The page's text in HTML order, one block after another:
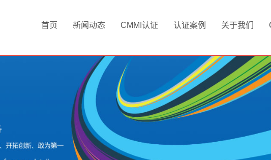
首页 新闻动态 CMMI认证 认证案例 关于我们